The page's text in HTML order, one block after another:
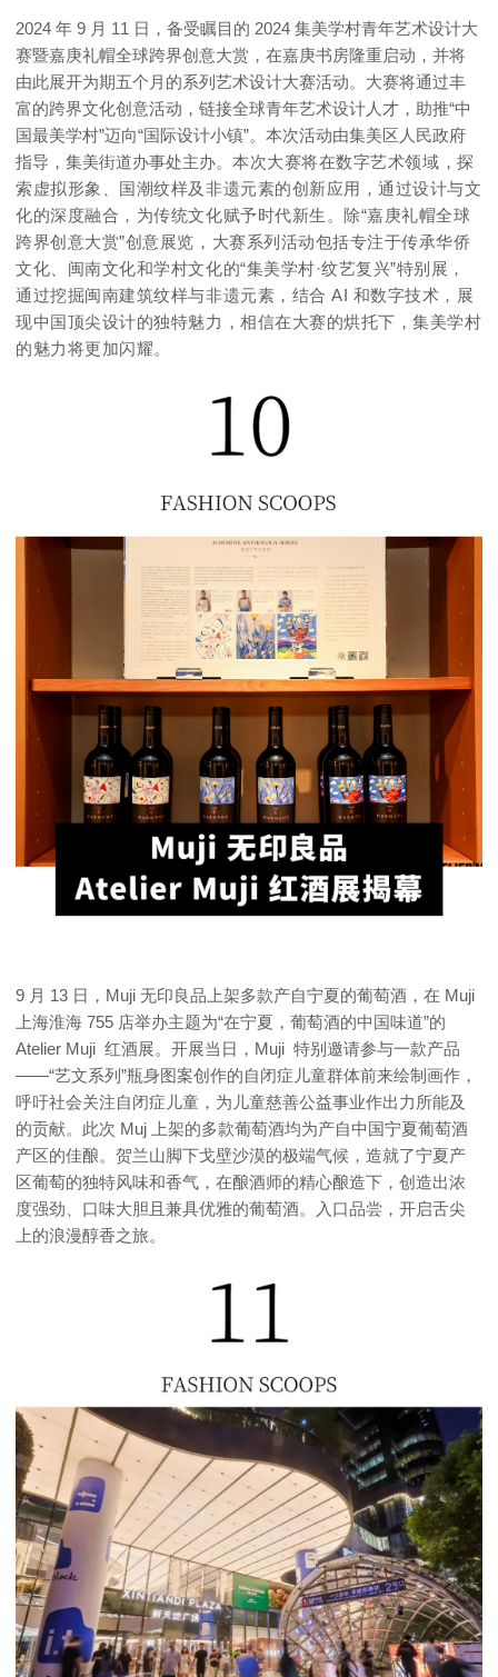
2024 年 9 月 11 日，备受瞩目的 2024 集美学村青年艺术设计大
赛暨嘉庚礼帽全球跨界创意大赏，在嘉庚书房隆重启动，并将
由此展开为期五个月的系列艺术设计大赛活动。大赛将通过丰
富的跨界文化创意活动，链接全球青年艺术设计人才，助推“中
国最美学村”迈向“国际设计小镇”。本次活动由集美区人民政府
指导，集美街道办事处主办。本次大赛将在数字艺术领域，探
索虚拟形象、国潮纹样及非遗元素的创新应用，通过设计与文
化的深度融合，为传统文化赋予时代新生。 除“嘉庚礼帽全球
跨界创意大赏”创意展览，大赛系列活动包括专注于传承华侨
文化、闽南文化和学村文化的“集美学村·纹艺复兴”特别展，
通过挖掘闽南建筑纹样与非遗元素，结合 AI 和数字技术，展
现中国顶尖设计的独特魅力，相信在大赛的烘托下，集美学村
的魅力将更加闪耀。
9 月 13 日，Muji 无印良品上架多款产自宁夏的葡萄酒，在 Muji
上海淮海 755 店举办主题为“在宁夏，葡萄酒的中国味道”的
Atelier Muji 红酒展。开展当日，Muji 特别邀请参与一款产品
——“艺文系列”瓶身图案创作的自闭症儿童群体前来绘制画作，
呼吁社会关注自闭症儿童，为儿童慈善公益事业作出力所能及
的贡献。此次 Muj 上架的多款葡萄酒均为产自中国宁夏葡萄酒
产区的佳酿。贺兰山脚下戈壁沙漠的极端气候，造就了宁夏产
区葡萄的独特风味和香气，在酿酒师的精心酿造下，创造出浓
度强劲、口味大胆且兼具优雅的葡萄酒。入口品尝，开启舌尖
上的浪漫醇香之旅。